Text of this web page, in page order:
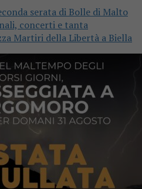
serata di Bolle di Malto
concerti e tanta
Martiri della Libertà a Biella